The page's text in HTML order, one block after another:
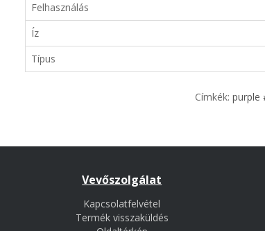
Felhasználás
Íz
Típus
Címkék: purple
Vevőszolgálat
Kapcsolatfelvétel
Termék visszaküldés